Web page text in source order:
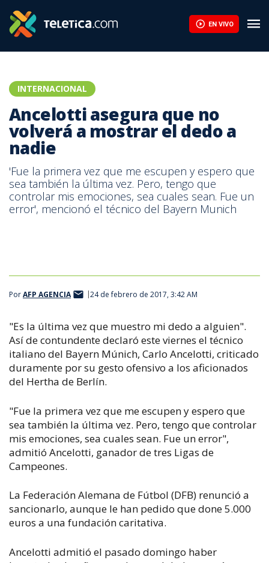
EN VIVO
INTERNACIONAL
Ancelotti asegura que no
volverá a mostrar el dedo a
nadie
'Fue la primera vez que me escupen y espero que
sea también la última vez. Pero, tengo que
controlar mis emociones, sea cuales sean. Fue un
error', mencionó el técnico del Bayern Munich
PorAFP AGENCIA 24 de febrero de 2017, 3:42 AM
"Es la última vez que muestro mi dedo a alguien".
Así de contundente declaró este viernes el técnico
italiano del Bayern Múnich, Carlo Ancelotti, criticado
duramente por su gesto ofensivo a los aficionados
del Hertha de Berlín.
"Fue la primera vez que me escupen y espero que
sea también la última vez. Pero, tengo que controlar
mis emociones, sea cuales sean. Fue un error",
admitió Ancelotti, ganador de tres Ligas de
Campeones.
La Federación Alemana de Fútbol (DFB) renunció a
sancionarlo, aunque le han pedido que done 5.000
euros a una fundación caritativa.
Ancelotti admitió el pasado domingo haber